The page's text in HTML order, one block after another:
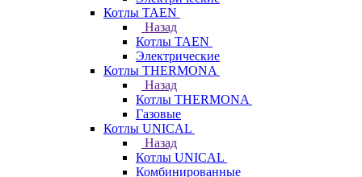
Котлы TAEN
Назад
Котлы TAEN
Электрические
Котлы THERMONA
Назад
Котлы THERMONA
Газовые
Котлы UNICAL
Назад
Котлы UNICAL
Комбинированные